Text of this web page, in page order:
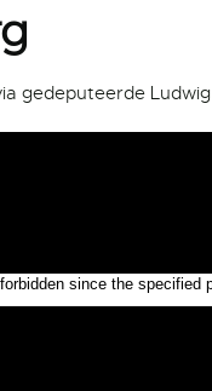
gedeputeerde